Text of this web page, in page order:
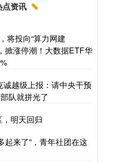
点资讯
将投向“算力网建
掀涨停潮！大数据ETF华
越级上报：请中央干预
队就拼光了
明天回归
起来了”，青年社团在这